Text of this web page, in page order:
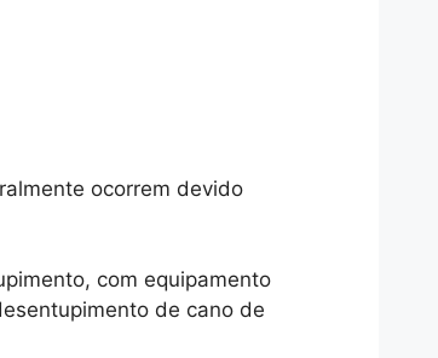
ocorrem devido
com equipamento
de cano de